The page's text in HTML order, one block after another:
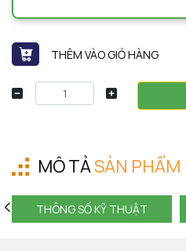
THÊM VÀO GIỎ HÀNG
MÔ TẢSẢN PHẨM
THÔNG SỐ KỸ THUẬT